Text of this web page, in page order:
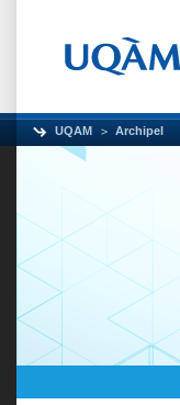
UQAM Archipel